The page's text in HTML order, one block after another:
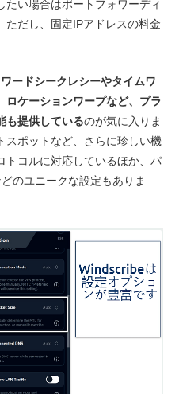
い場合はポートフォワーディ
ただし、固定IPアドレスの料金
ードシークレシーやタイムワ
ロケーションワープなど、プラ
も提供しているのが気に入りま
スポットなど、さらに珍しい機
トコルに対応しているほか、パ
のユニークな設定もありま